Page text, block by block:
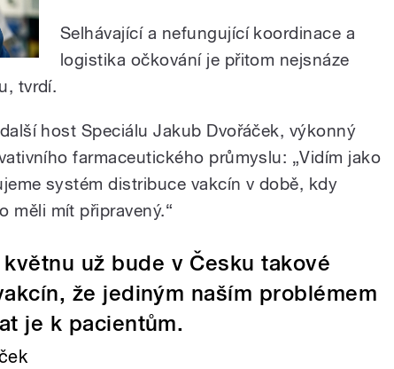
Selhávající a nefungující koordinace a
logistika očkování je přitom nejsnáze
tvrdí.
host Speciálu Jakub Dvořáček, výkonný
farmaceutického průmyslu: „Vidím jako
systém distribuce vakcín v době, kdy
měli mít připravený.“
už bude v Česku takové
že jediným naším problémem
je k pacientům.